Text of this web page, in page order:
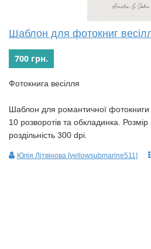
Шаблон для фотокниг
700 грн.
Фотокнига весілля
Шаблон для романтичної фотокниги
10 розворотів та обкладинка.
роздільність 300 dpi.
Юлія Літвінова [yellowsubmarine511]